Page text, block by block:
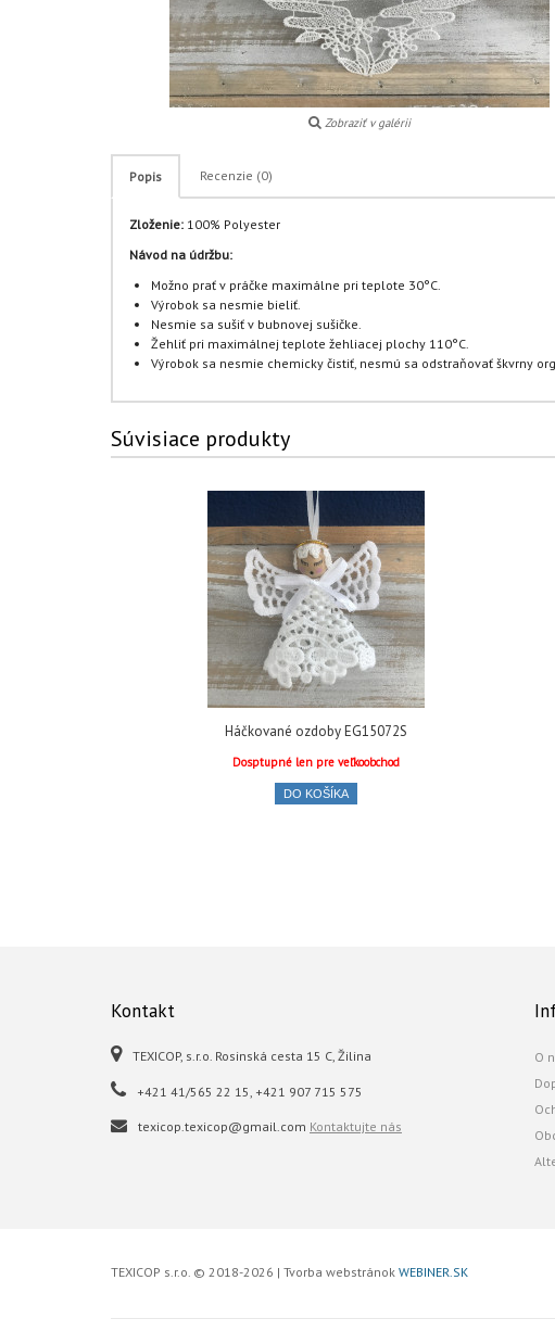
Zobraziť v galérii
Popis Recenzie (0)
Zloženie: 100% Polyester
Návod na údržbu:
Možno prať v práčke maximálne pri teplote 30°C.
Výrobok sa nesmie bieliť.
Nesmie sa sušiť v bubnovej sušičke.
Žehliť pri maximálnej teplote žehliacej plochy 110°C.
Výrobok sa nesmie chemicky čistiť, nesmú sa odstraňovať škvrny
Súvisiace produkty
Háčkované ozdoby EG15072S
Dosptupné len pre veľkoobchod
DO KOŠÍKA
Kontakt
TEXICOP, s.r.o. Rosinská cesta 15 C, Žilina
+421 41/565 22 15, +421 907 715 575
texicop.texicop@gmail.com Kontaktujte nás
O
TEXICOP s.r.o. © 2018-2026 | Tvorba webstránok WEBINER.SK